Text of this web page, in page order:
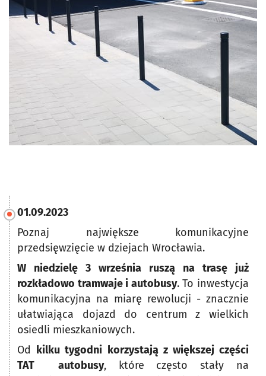
01.09.2023
Poznaj największe komunikacyjne
przedsięwzięcie w dziejach Wrocławia.
W niedzielę 3 września ruszą na trasę już
rozkładowo tramwaje i autobusy. To inwestycja
komunikacyjna na miarę rewolucji - znacznie
ułatwiająca dojazd do centrum z wielkich
osiedli mieszkaniowych.
Od kilku tygodni korzystają z większej części
TAT autobusy, które często stały na